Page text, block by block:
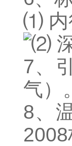
⑴ 内
⑵
7、
气）
8、